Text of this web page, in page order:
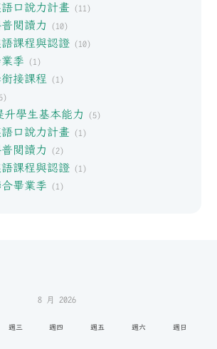
口說力計畫 (11)
閱讀力 (10)
課程與認證(10)
季 (1)
接課程 (1)
學生基本能力 (5)
口說力計畫 (1)
閱讀力 (2)
課程與認證(1)
畢業季 (1)
8 月2026
週三 週四 週五 週六 週日